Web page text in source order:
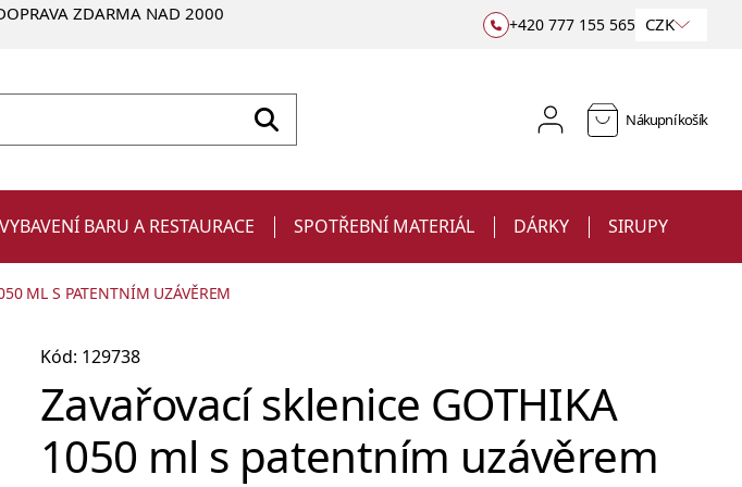
ZDARMA NAD 2000
+420 777 155 565 CZK
Nákupní košík
Jiggery a odměrky
Sklenice
na víno
VYBAVENÍ BARU A RESTAURACE
a zásobníky Barové podložky a rohože
SPOTŘEBNÍ MATERIÁL
Ubrousky
DÁRKY
Sklenice s potiskem
SIRUPY
ML S PATENTNÍM UZÁVĚREM
Kód: 129738
Zavařovací sklenice GOTHIKA
1050 ml s patentním uzávěrem